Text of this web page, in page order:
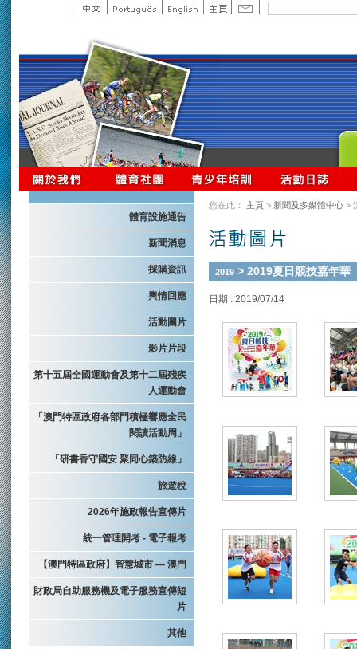
體育設施通告
新聞消息
採購資訊
輿情回應
活動圖片
影片片段
第十五屆全國運動會及第十二屆殘疾
人運動會
「澳門特區政府各部門積極響應全民
閱讀活動周」
「研書香守國安 聚同心築防線」
旅遊稅
2026年施政報告宣傳片
統一管理開考 - 電子報考
【澳門特區政府】智慧城市 — 澳門
財政局自助服務機及電子服務宣傳短
片
其他
您在此： 主頁 > 新聞及多媒體中心 >
2019 > 2019夏日競技嘉年華
日期 : 2019/07/14